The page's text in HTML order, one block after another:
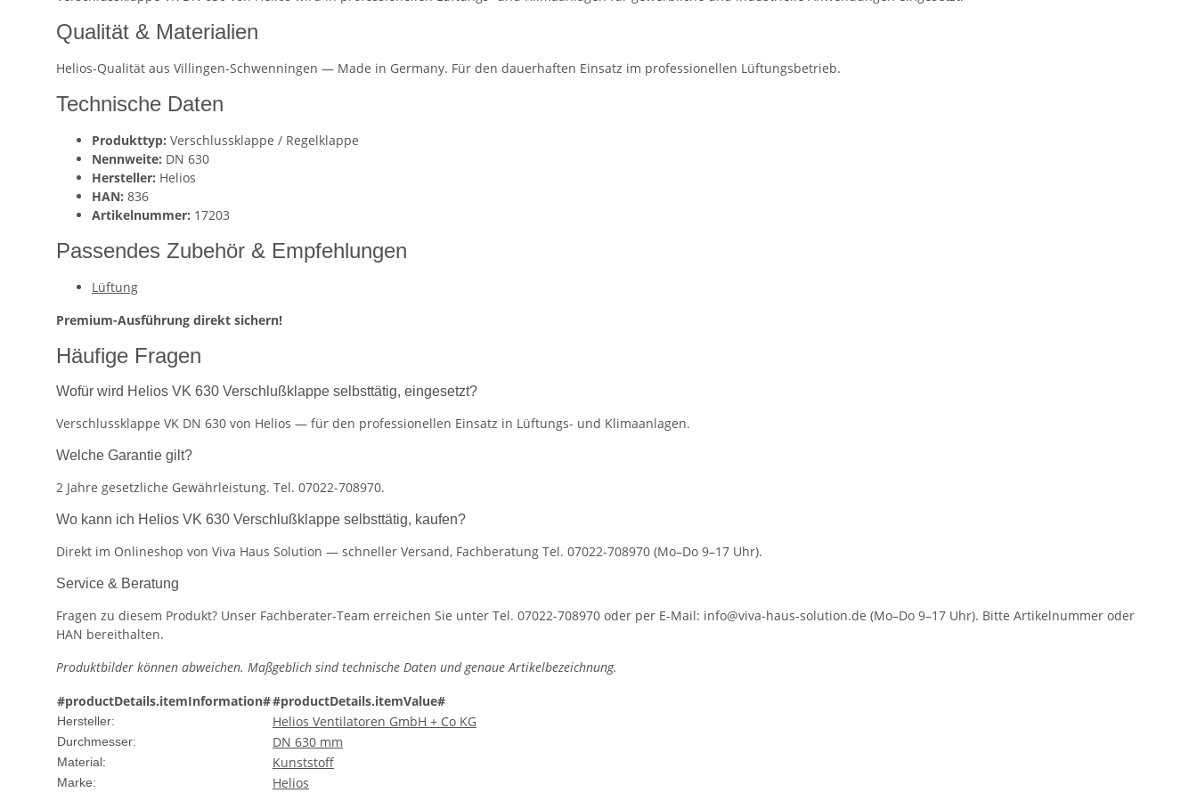
Qualität & Materialien
Helios-Qualität aus Villingen-Schwenningen — Made in Germany. Für den dauerhaften Einsatz im professionellen Lüftungsbetrieb.
Technische Daten
Produkttyp: Verschlussklappe / Regelklappe
Nennweite: DN 630
Hersteller: Helios
HAN: 836
Artikelnummer: 17203
Passendes Zubehör & Empfehlungen
Lüftung
Premium-Ausführung direkt sichern!
Häufige Fragen
Wofür wird Helios VK 630 Verschlußklappe selbsttätig, eingesetzt?
Verschlussklappe VK DN 630 von Helios — für den professionellen Einsatz in Lüftungs- und Klimaanlagen.
Welche Garantie gilt?
2 Jahre gesetzliche Gewährleistung. Tel. 07022-708970.
Wo kann ich Helios VK 630 Verschlußklappe selbsttätig, kaufen?
Direkt im Onlineshop von Viva Haus Solution — schneller Versand, Fachberatung Tel. 07022-708970 (Mo–Do 9–17 Uhr).
Service & Beratung
Fragen zu diesem Produkt? Unser Fachberater-Team erreichen Sie unter Tel. 07022-708970 oder per E-Mail: info@viva-haus-solution.de (Mo–Do 9–17 Uhr). Bitte Artikelnummer oder
HAN bereithalten.
Produktbilder können abweichen. Maßgeblich sind technische Daten und genaue Artikelbezeichnung.
#productDetails.itemInformation##productDetails.itemValue#
Hersteller: Helios Ventilatoren GmbH + Co KG
Durchmesser: DN 630 mm
Material: Kunststoff
Marke: Helios